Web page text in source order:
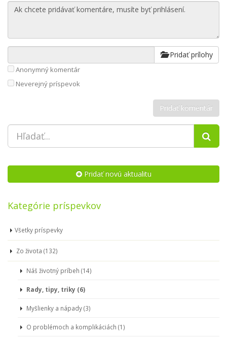
Pridať prílohy
Anonymný komentár
Neverejný príspevok
Pridať novú aktualitu
Kategórie príspevkov
Všetky príspevky
Zo života (132)
Náš životný príbeh (14)
Rady, tipy, triky (6)
Myšlienky a nápady (3)
O problémoch a komplikáciách (1)